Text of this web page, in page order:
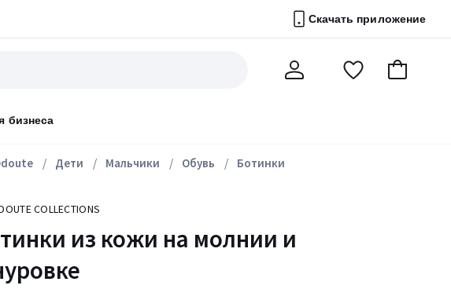
Скачать приложение
бизнеса
ПерейтиВ
Дети Мальчики Обувь Ботинки
COLLECTIONS
из кожи на молнии и